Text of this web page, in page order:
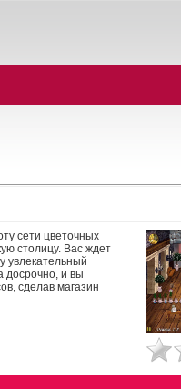
сети цветочных
столицу. Вас ждет
увлекательный
досрочно, и вы
сделав магазин